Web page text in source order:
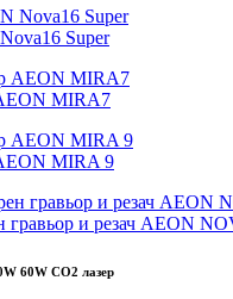
Super
MIRA7
MIRA 9
гравьор и резач AEON
60W CO2 лазер